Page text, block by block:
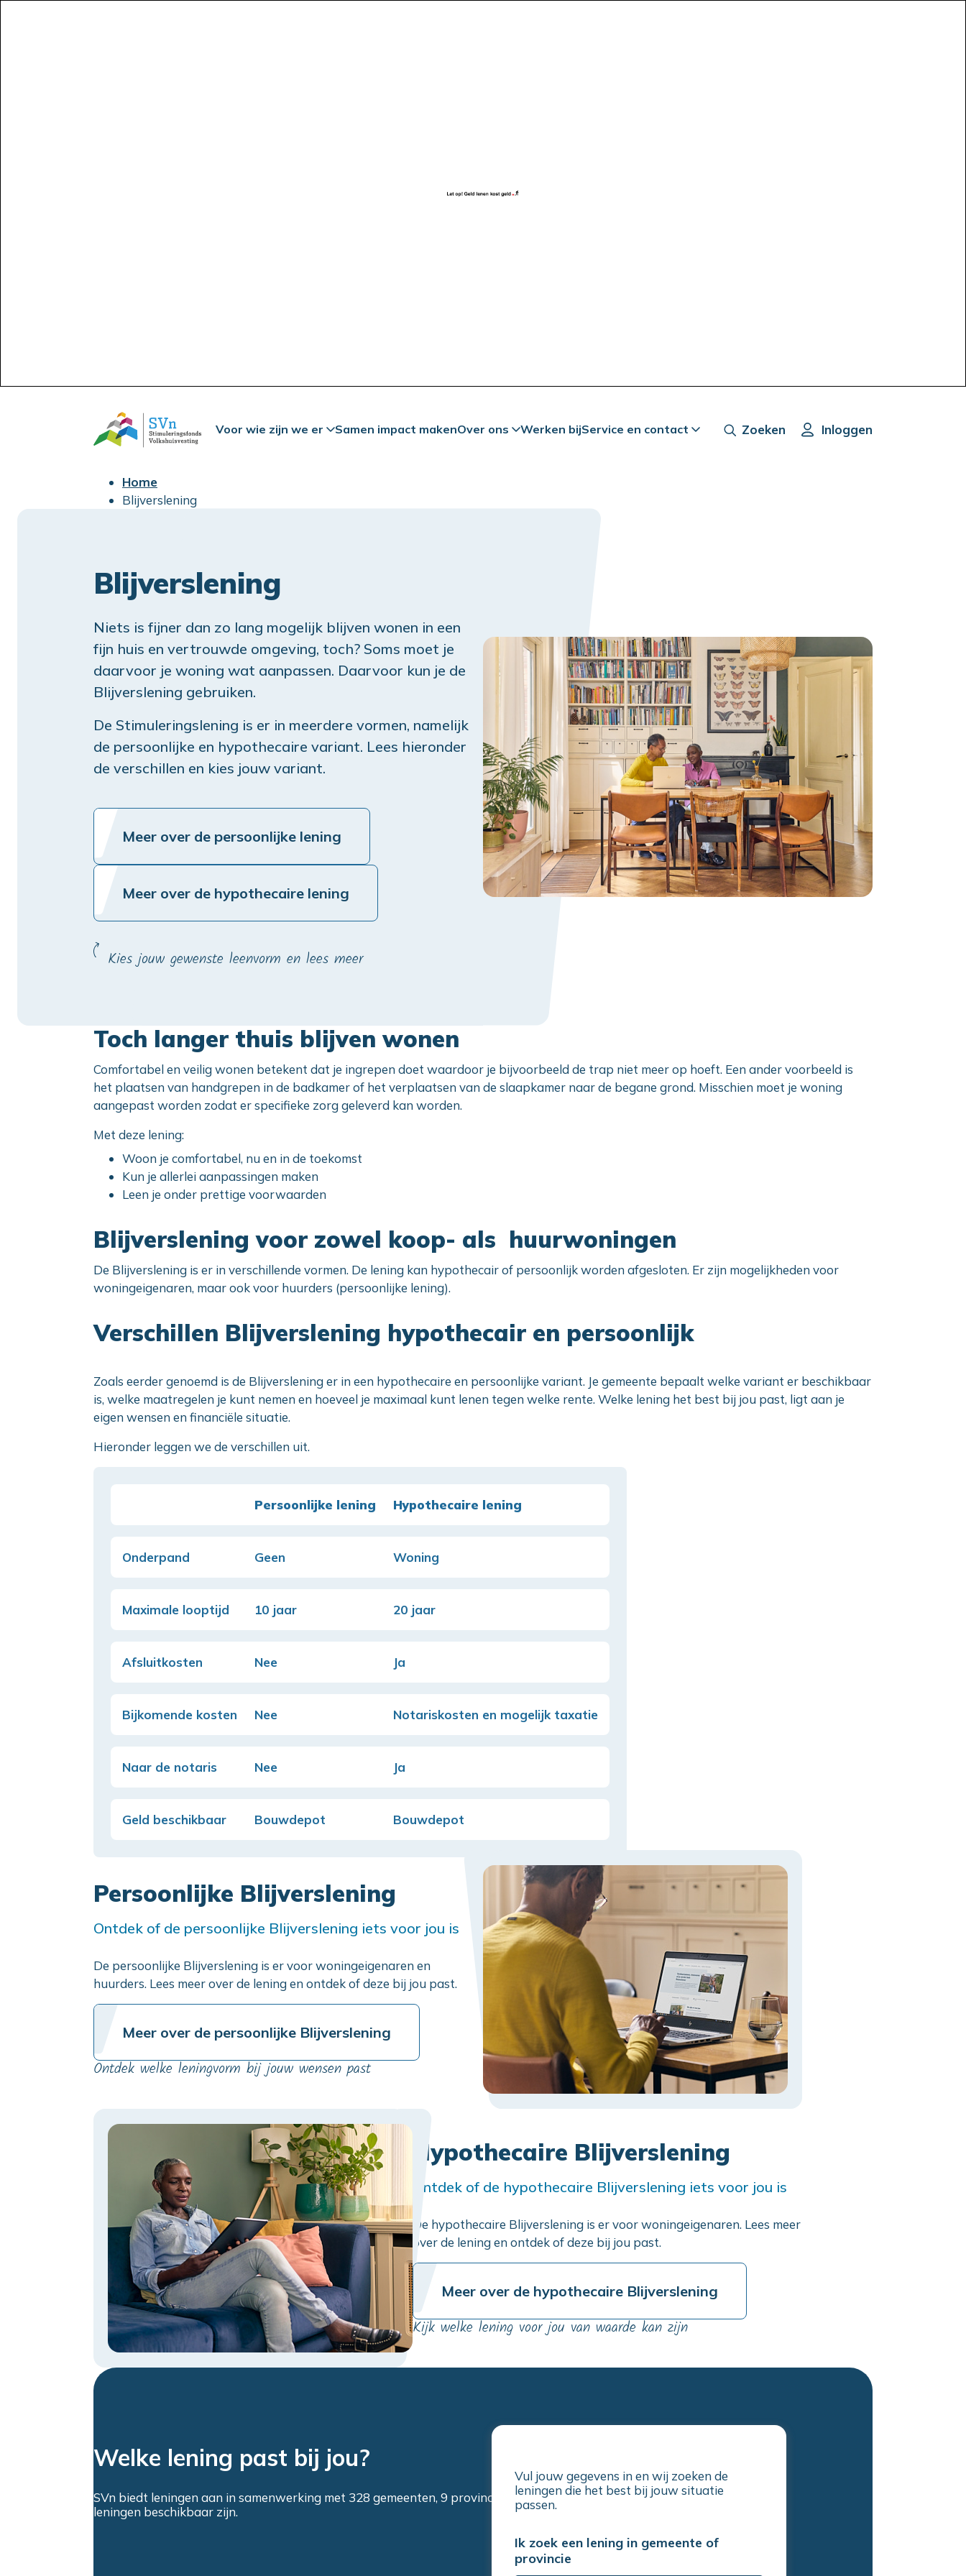
Voor wie zijn we er Samen impact makenOver ons Werken bijService en contact Zoeken Inloggen
Home
Blijverslening
Blijverslening
Niets is fijner dan zo lang mogelijk blijven wonen in een
fijn huis en vertrouwde omgeving, toch? Soms moet je
daarvoor je woning wat aanpassen. Daarvoor kun je de
Blijverslening gebruiken.
De Stimuleringslening is er in meerdere vormen, namelijk
de persoonlijke en hypothecaire variant. Lees hieronder
de verschillen en kies jouw variant.
Meer over de persoonlijke lening
Meer over de hypothecaire lening
Kies jouw gewenste leenvorm en lees meer
Toch langer thuis blijven wonen
Comfortabel en veilig wonen betekent dat je ingrepen doet waardoor je bijvoorbeeld de trap niet meer op hoeft. Een ander voorbeeld is
het plaatsen van handgrepen in de badkamer of het verplaatsen van de slaapkamer naar de begane grond. Misschien moet je woning
aangepast worden zodat er specifieke zorg geleverd kan worden.
Met deze lening:
Woon je comfortabel, nu en in de toekomst
Kun je allerlei aanpassingen maken
Leen je onder prettige voorwaarden
Blijverslening voor zowel koop- als huurwoningen
De Blijverslening is er in verschillende vormen. De lening kan hypothecair of persoonlijk worden afgesloten. Er zijn mogelijkheden voor
woningeigenaren, maar ook voor huurders (persoonlijke lening).
Verschillen Blijverslening hypothecair en persoonlijk
Zoals eerder genoemd is de Blijverslening er in een hypothecaire en persoonlijke variant. Je gemeente bepaalt welke variant er beschikbaar
is, welke maatregelen je kunt nemen en hoeveel je maximaal kunt lenen tegen welke rente. Welke lening het best bij jou past, ligt aan je
eigen wensen en financiële situatie.
Hieronder leggen we de verschillen uit.
Persoonlijke lening Hypothecaire lening
Onderpand Geen Woning
Maximale looptijd 10 jaar 20 jaar
Afsluitkosten Nee Ja
Bijkomende kosten Nee Notariskosten en mogelijk taxatie
Naar de notaris Nee Ja
Geld beschikbaar Bouwdepot Bouwdepot
Persoonlijke Blijverslening
Ontdek of de persoonlijke Blijverslening iets voor jou is
De persoonlijke Blijverslening is er voor woningeigenaren en
huurders. Lees meer over de lening en ontdek of deze bij jou past.
Meer over de persoonlijke Blijverslening
Ontdek welke leningvorm bij jouw wensen past
Hypothecaire Blijverslening
Ontdek of de hypothecaire Blijverslening iets voor jou is
De hypothecaire Blijverslening is er voor woningeigenaren. Lees meer
over de lening en ontdek of deze bij jou past.
Meer over de hypothecaire Blijverslening
Kijk welke lening voor jou van waarde kan zijn